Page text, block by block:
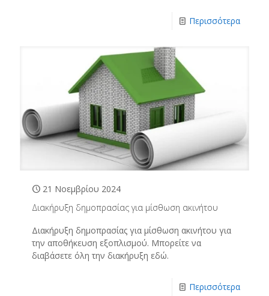
Περισσότερα
21 Νοεμβρίου 2024
Διακήρυξη δημοπρασίας για μίσθωση ακινήτου
Διακήρυξη δημοπρασίας για μίσθωση ακινήτου για
την αποθήκευση εξοπλισμού. Μπορείτε να
διαβάσετε όλη την διακήρυξη εδώ.
Περισσότερα